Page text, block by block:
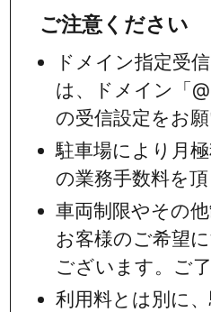
ご注意ください
ドメイン指定受
は、ドメイン「
の受信設定をお願
駐車場により月
の業務手数料を頂
車両制限やその他
お客様のご希望
ございます。ご
利用料とは別に